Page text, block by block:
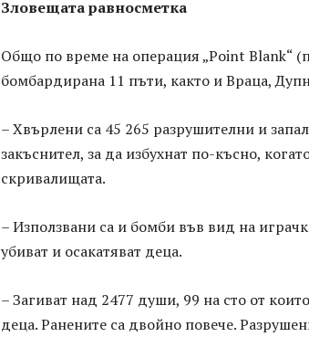
Зловещата равносметка
Общо по време на операция „Point Blank“
бомбардирана 11 пъти, както и Враца,
– Хвърлени са 45 265 разрушителни и
закъснител, за да избухнат по-късно,
скривалищата.
– Използвани са и бомби във вид на
убиват и осакатяват деца.
– Загиват над 2477 души, 99 на сто от
деца. Ранените са двойно повече.